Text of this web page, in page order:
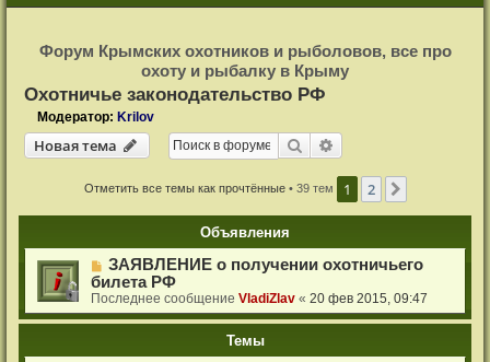
с
т
ц
и
Форум Крымских охотников и рыболовов, все про
охоту и рыбалку в Крыму
Охотничье законодательство РФ
Модератор: Krilov
Новая тема
Новаятема Поиск
Отметить все темы как прочтённые• 39 тем 1 2
Объявления
ЗАЯВЛЕНИЕ о получении охотничьего
билета РФ
Последнее сообщениеVladiZlav «20 фев 2015, 09:47
Темы